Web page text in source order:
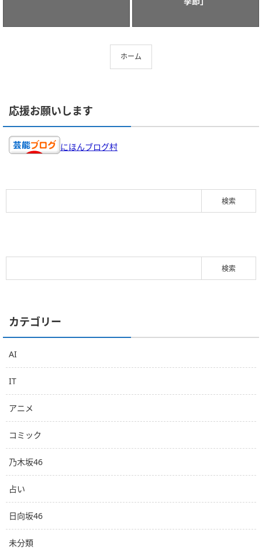
ホーム
応援お願いします
にほんブログ村
カテゴリー
AI
IT
アニメ
コミック
乃木坂46
占い
日向坂46
未分類